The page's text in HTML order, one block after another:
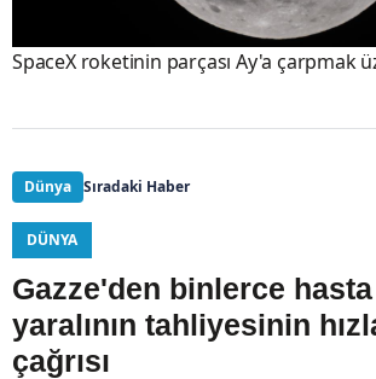
SpaceX roketinin parçası Ay'a çarpmak
Dünya Sıradaki Haber
DÜNYA
Gazze'den binlerce
yaralının tahliyesinin
çağrısı